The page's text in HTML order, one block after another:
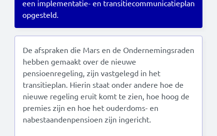
een implementatie- en transitiecommunicatieplan
opgesteld.
De afspraken die Mars en de Ondernemingsraden
hebben gemaakt over de nieuwe
pensioenregeling, zijn vastgelegd in het
transitieplan. Hierin staat onder andere hoe de
nieuwe regeling eruit komt te zien, hoe hoog de
premies zijn en hoe het ouderdoms- en
nabestaandenpensioen zijn ingericht.